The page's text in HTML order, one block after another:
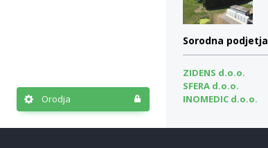
Orodja
Sorodna podjetja
ZIDENS d.o.o.
SFERA d.o.o.
INOMEDIC d.o.o.